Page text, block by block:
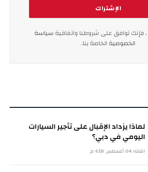
فإنك توافق على شروطنا واتفاقية سياسة
الخصوصية الخاصة بنا.
لماذا يزداد الإقبال على تأجير السيارات
اليومي في دبي؟
الثلاثاء 04 أغسطس 6:18 م